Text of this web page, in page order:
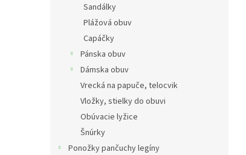
Sandálky
Plážová obuv
Capáčky
Pánska obuv
Dámska obuv
Vrecká na papuče, telocvik
Vložky, stielky do obuvi
Obúvacie lyžice
Šnúrky
Ponožky pančuchy legíny